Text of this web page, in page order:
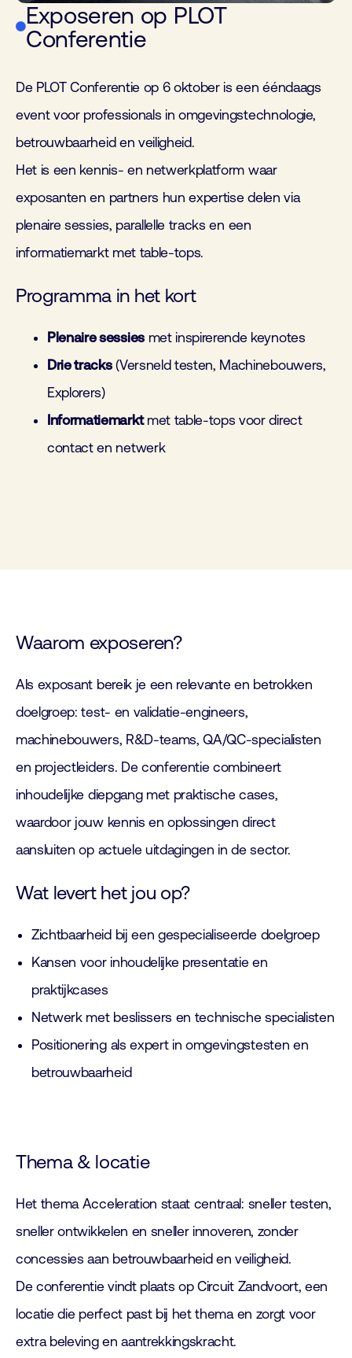
Exposeren op PLOT
Conferentie
De PLOT Conferentie op 6 oktober is een ééndaags
event voor professionals in omgevingstechnologie,
betrouwbaarheid en veiligheid.
Het is een kennis- en netwerkplatform waar
exposanten en partners hun expertise delen via
plenaire sessies, parallelle tracks en een
informatiemarkt met table-tops.
Programma in het kort
Plenaire sessiesmet inspirerende keynotes
Drie tracks(Versneld testen, Machinebouwers,
Explorers)
Informatiemarktmet table-tops voor direct
contact en netwerk
Waarom exposeren?
Als exposant bereik je een relevante en betrokken
doelgroep: test- en validatie-engineers,
machinebouwers, R&D-teams, QA/QC-specialisten
en projectleiders. De conferentie combineert
inhoudelijke diepgang met praktische cases,
waardoor jouw kennis en oplossingen direct
aansluiten op actuele uitdagingen in de sector.
Wat levert het jou op?
Zichtbaarheid bij een gespecialiseerde doelgroep
Kansen voor inhoudelijke presentatie en
praktijkcases
Netwerk met beslissers en technische specialisten
Positionering als expert in omgevingstesten en
betrouwbaarheid
Thema & locatie
Het thema Acceleration staat centraal: sneller testen,
sneller ontwikkelen en sneller innoveren, zonder
concessies aan betrouwbaarheid en veiligheid.
De conferentie vindt plaats op Circuit Zandvoort, een
locatie die perfect past bij het thema en zorgt voor
extra beleving en aantrekkingskracht.